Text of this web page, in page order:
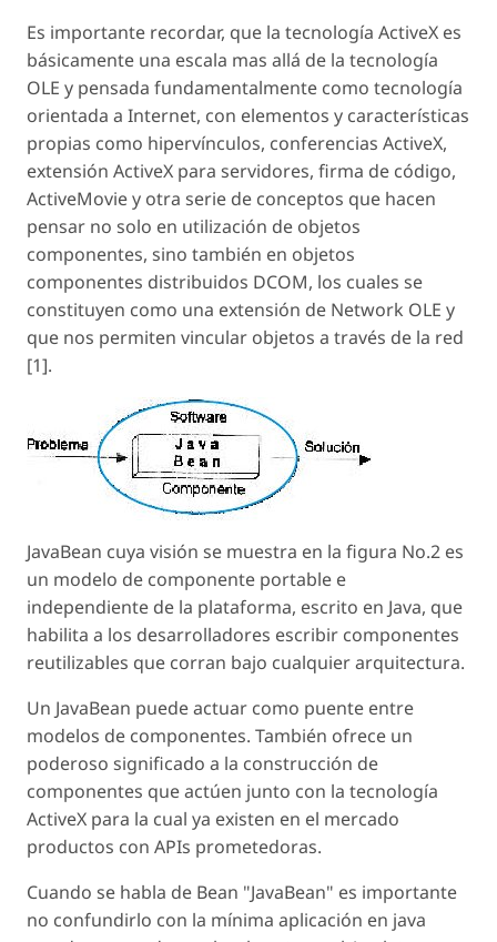
Es importante recordar, que la tecnología ActiveX es
básicamente una escala mas allá de la tecnología
OLE y pensada fundamentalmente como tecnología
orientada a Internet, con elementos y características
propias como hipervínculos, conferencias ActiveX,
extensión ActiveX para servidores, firma de código,
ActiveMovie y otra serie de conceptos que hacen
pensar no solo en utilización de objetos
componentes, sino también en objetos
componentes distribuidos DCOM, los cuales se
constituyen como una extensión de Network OLE y
que nos permiten vincular objetos a través de la red
[1].
JavaBean cuya visión se muestra en la figura No.2 es
un modelo de componente portable e
independiente de la plataforma, escrito en Java, que
habilita a los desarrolladores escribir componentes
reutilizables que corran bajo cualquier arquitectura.
Un JavaBean puede actuar como puente entre
modelos de componentes. También ofrece un
poderoso significado a la construcción de
componentes que actúen junto con la tecnología
ActiveX para la cual ya existen en el mercado
productos con APIs prometedoras.
Cuando se habla de Bean "JavaBean" es importante
no confundirlo con la mínima aplicación en java